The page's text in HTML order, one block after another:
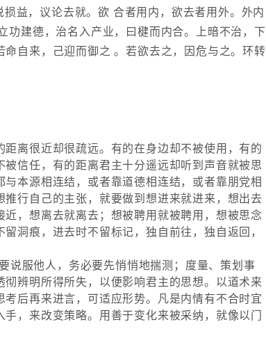
益，议论去就。欲 合者用内，欲去者用外。外内
建德，治名入产业，曰楗而内合。上暗不治，下
自来，己迎而御之 。若欲去之，因危与之。环转
离很近却很疏远。有的在身边却不被使用，有的
信任，有的距离君主十分遥远却听到声音就被思
本源相连结，或者靠道德相连结，或者靠朋党相
行自己的主张，就要做到想进来就进来，想出去
，想离去就离去；想被聘用就被聘用，想被思念
洞痕，进去时不留标记，独自前往，独自返回，
说服他人，务必要先悄悄地揣测；度量、策划事
辨明所得所失，以便影响君主的思想。以道术来
后再来进言，可适应形势。凡是内情有不合时宜
，来改变策略。用善于变化来被采纳，就像以门